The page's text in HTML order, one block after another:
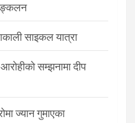
साइकल यात्रा
सम्झनामा दीप
ज्यान गुमाएका